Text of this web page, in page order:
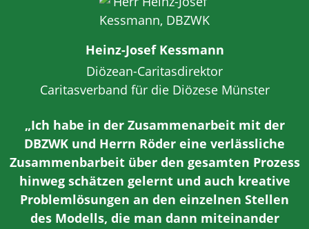
Heinz-Josef Kessmann
Diözean-Caritasdirektor
Caritasverband für die Diözese Münster
„Ich habe in der Zusammenarbeit mit der
DBZWK und Herrn Röder eine verlässliche
Zusammenbarbeit über den gesamten Prozess
hinweg schätzen gelernt und auch kreative
Problemlösungen an den einzelnen Stellen
des Modells, die man dann miteinander